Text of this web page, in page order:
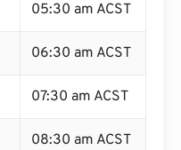
05:30 am ACST
06:30 am ACST
07:30 am ACST
08:30 am ACST